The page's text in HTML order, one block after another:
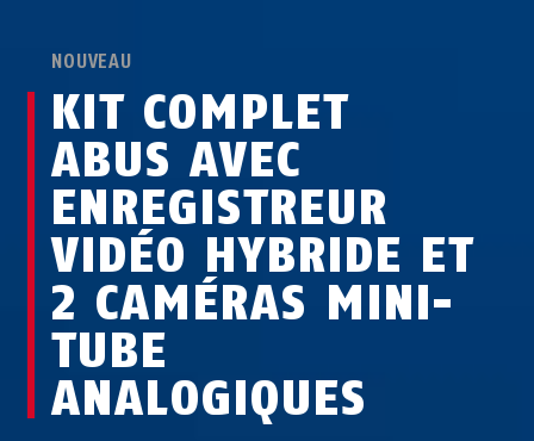
NOUVEAU
KIT COMPLET
ABUS AVEC
ENREGISTREUR
VIDÉO HYBRIDE ET
2 CAMÉRAS MINI-
TUBE
ANALOGIQUES